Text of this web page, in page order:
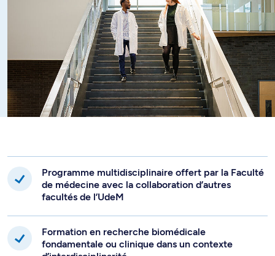
Programme multidisciplinaire offert par la Faculté
de médecine avec la collaboration d’autres
facultés de l’UdeM
Formation en recherche biomédicale
fondamentale ou clinique dans un contexte